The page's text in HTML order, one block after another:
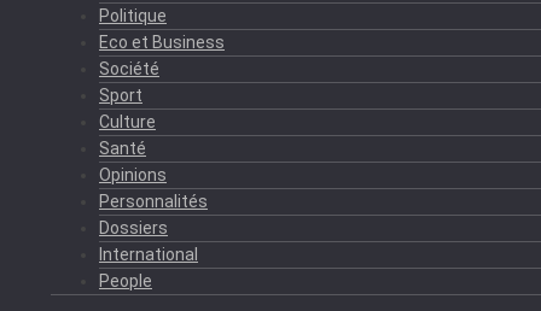
Politique
Eco et Business
Société
Sport
Culture
Santé
Opinions
Personnalités
Dossiers
International
People